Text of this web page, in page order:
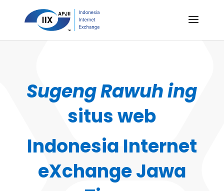
Sugeng Rawuh ing
situs web
Indonesia Internet
eXchange Jawa